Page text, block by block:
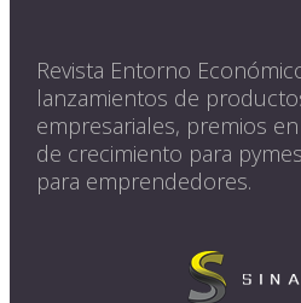
Revista Entorno
lanzamientos de
empresariales, premios
de crecimiento para
para emprendedores.